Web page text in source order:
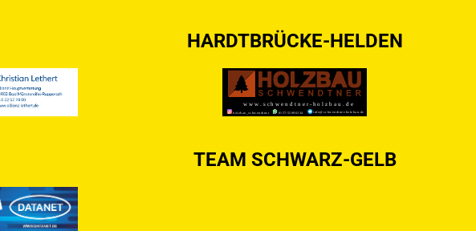
HARDTBRÜCKE-HELDEN
TEAM SCHWARZ-GELB